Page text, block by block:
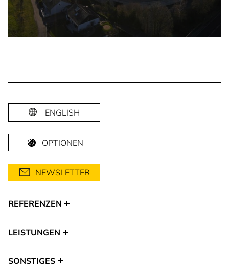
ENGLISH
OPTIONEN
NEWSLETTER
REFERENZEN
LEISTUNGEN
SONSTIGES